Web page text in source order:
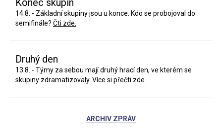
Konec skupin
14.8. - Základní skupiny jsou u konce. Kdo se probojoval do
semifinále? Čti zde.
Druhý den
13.8. - Týmy za sebou mají druhý hrací den, ve kterém se
skupiny zdramatizovaly. Více si přečti zde
ARCHIV ZPRÁV